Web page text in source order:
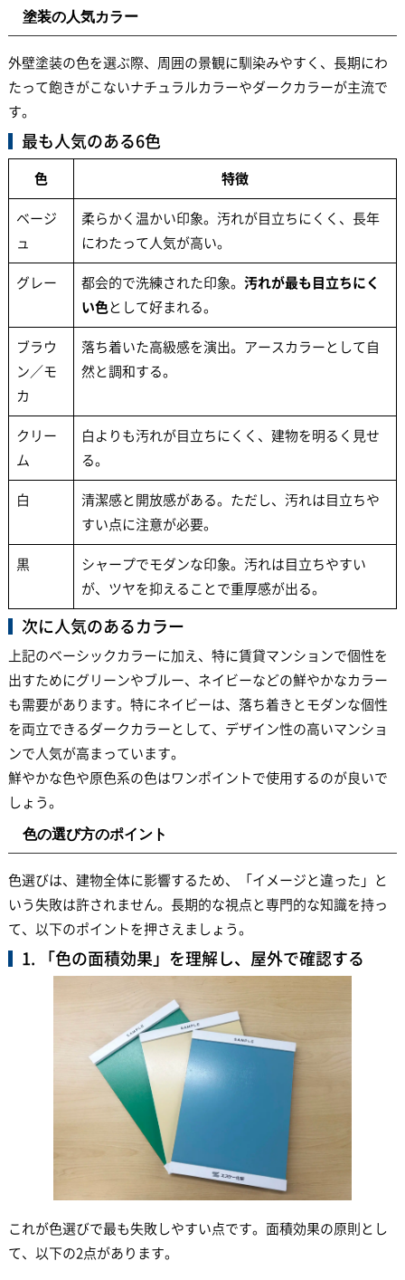
塗装の人気カラー
外壁塗装の色を選ぶ際、周囲の景観に馴染みやすく、長期にわ
たって飽きがこないナチュラルカラーやダークカラーが主流で
す。
最も人気のある6色
色 特徴
ベージ
ュ
柔らかく温かい印象。汚れが目立ちにくく、長年
にわたって人気が高い。
グレー 都会的で洗練された印象。 汚れが最も目立ちにく
い色として好まれる。
ブラウ
ン／モ
カ
落ち着いた高級感を演出。アースカラーとして自
然と調和する。
クリー
ム
白よりも汚れが目立ちにくく、建物を明るく見せ
る。
白
清潔感と開放感がある。ただし、汚れは目立ちや
すい点に注意が必要。
黒
シャープでモダンな印象。汚れは目立ちやすい
が、ツヤを抑えることで重厚感が出る。
次に人気のあるカラー
上記のベーシックカラーに加え、特に賃貸マンションで個性を
出すためにグリーンやブルー、ネイビーなどの鮮やかなカラー
も需要があります。特にネイビーは、落ち着きとモダンな個性
を両立できるダークカラーとして、デザイン性の高いマンショ
ンで人気が高まっています。
鮮やかな色や原色系の色はワンポイントで使用するのが良いで
しょう。
色の選び方のポイント
色選びは、建物全体に影響するため、「イメージと違った」と
いう失敗は許されません。長期的な視点と専門的な知識を持っ
て、以下のポイントを押さえましょう。
1. 「色の面積効果」を理解し、屋外で確認する
これが色選びで最も失敗しやすい点です。面積効果の原則とし
て、以下の2点があります。